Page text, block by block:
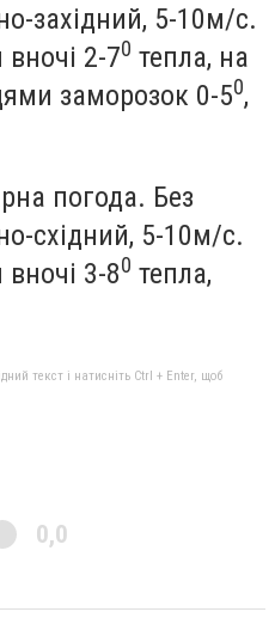
західний, 5-10м/с.
вночі 2-70 тепла, на
заморозок 0-50,
погода. Без
східний, 5-10м/с.
3-80 тепла,
текст і натисніть Ctrl + Enter, щоб
0,0